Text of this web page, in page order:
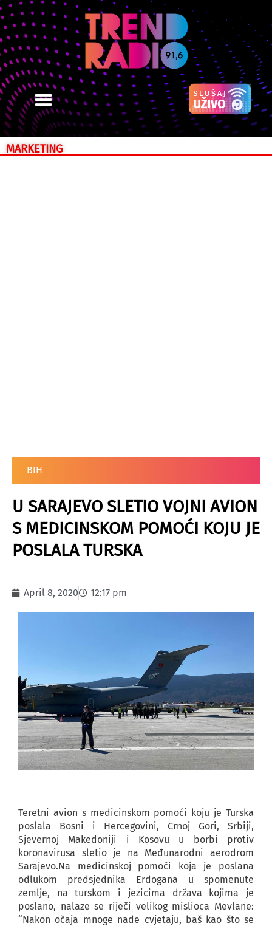
MARKETING
BIH
U SARAJEVO SLETIO VOJNI AVION
S MEDICINSKOM POMOĆI KOJU JE
POSLALA TURSKA
April 8, 2020 12:17 pm
Teretni avion s medicinskom pomoći koju je Turska
poslala Bosni i Hercegovini, Crnoj Gori, Srbiji,
Sjevernoj Makedoniji i Kosovu u borbi protiv
koronavirusa sletio je na Međunarodni aerodrom
Sarajevo.Na medicinskoj pomoći koja je poslana
odlukom predsjednika Erdogana u spomenute
zemlje, na turskom i jezicima država kojima je
poslano, nalaze se riječi velikog mislioca Mevlane:
“Nakon očaja mnoge nade cvjetaju, baš kao što se